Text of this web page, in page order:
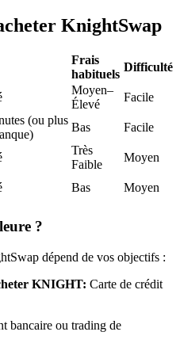
et des commissions de copy
KnightSwap
Frais
habituels
Difficulté
Moyen–
Élevé
Facile
(ou plus
Bas
Facile
Très
Faible
Moyen
Bas Moyen
?
dépend de vos objectifs :
KNIGHT: Carte de crédit
bancaire ou trading de